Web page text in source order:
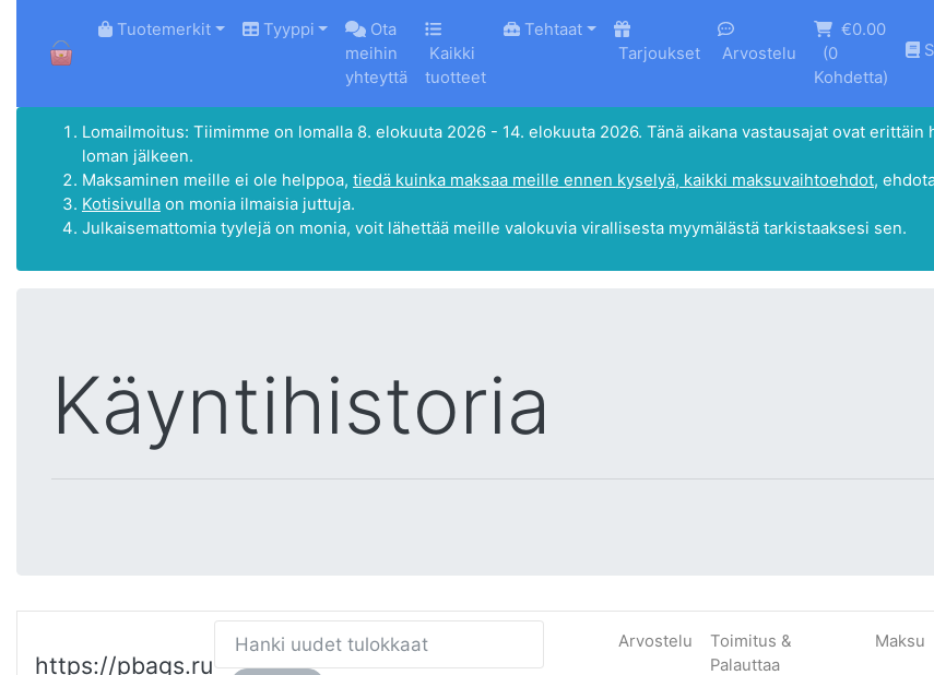
HOME
Tuotemerkit Tyyppi
Ota
meihin
yhteyttä
Kaikki
tuotteet
Tehtaat
Tarjoukset
Arvostelu
€0.00
(0
Kohdetta)
Lomailmoitus: Tiimimme on lomalla 8. elokuuta 2026 - 14. elokuuta 2026. Tänä aikana vastausajat ovat
loman jälkeen.
Maksaminen meille ei ole helppoa, tiedä kuinka maksaa meille ennen kyselyä, kaikki maksuvaihtoehdot,
Kotisivulla on monia ilmaisia juttuja.
Julkaisemattomia tyylejä on monia, voit lähettää meille valokuvia virallisesta myymälästä tarkistaaksesi sen.
Käyntihistoria
https://pbags.ru
Arvostelu
Toimitus &
Palauttaa
Maksu